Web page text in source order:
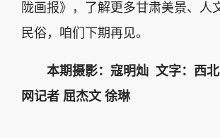
陇画报》，了解更多甘肃美景、人
民俗，咱们下期再见。
本期摄影：寇明灿 文字：西
网记者 屈杰文 徐琳